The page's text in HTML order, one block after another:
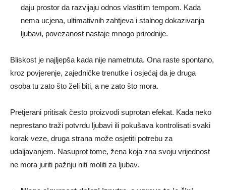
daju prostor da razvijaju odnos vlastitim tempom. Kada
nema ucjena, ultimativnih zahtjeva i stalnog dokazivanja
ljubavi, povezanost nastaje mnogo prirodnije.
Bliskost je najljepša kada nije nametnuta. Ona raste spontano,
kroz povjerenje, zajedničke trenutke i osjećaj da je druga
osoba tu zato što želi biti, a ne zato što mora.
Pretjerani pritisak često proizvodi suprotan efekat. Kada neko
neprestano traži potvrdu ljubavi ili pokušava kontrolisati svaki
korak veze, druga strana može osjetiti potrebu za
udaljavanjem. Nasuprot tome, žena koja zna svoju vrijednost
ne mora juriti pažnju niti moliti za ljubav.